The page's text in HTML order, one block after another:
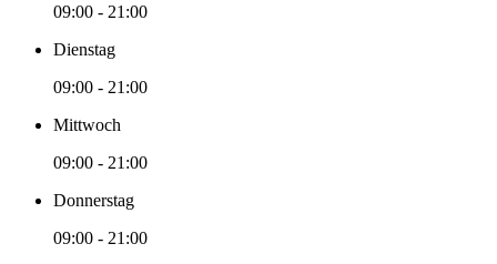
09:00 - 21:00
Dienstag
09:00 - 21:00
Mittwoch
09:00 - 21:00
Donnerstag
09:00 - 21:00